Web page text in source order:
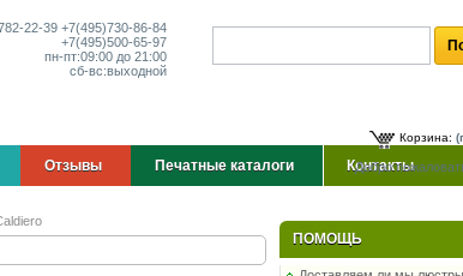
22-39 +7(495)730-86-84
+7(495)500-65-97
пн-пт:09:00 до 21:00
сб-вс:выходной
Корзина:
Добро
Отзывы Печатные каталоги Контакты
ПОМОЩЬ